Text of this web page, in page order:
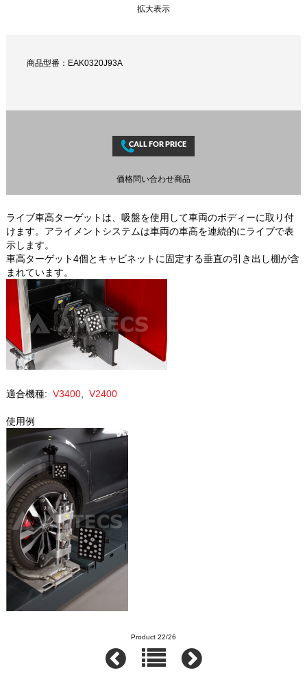
拡大表示
商品型番：EAK0320J93A
価格問い合わせ商品
ライブ車高ターゲットは、吸盤を使用して車両のボディーに取り付
けます。アライメントシステムは車両の車高を連続的にライブで表
示します。
車高ターゲット4個とキャビネットに固定する垂直の引き出し棚が含
まれています。
適合機種:V3400,V2400
使用例
Product 22/26